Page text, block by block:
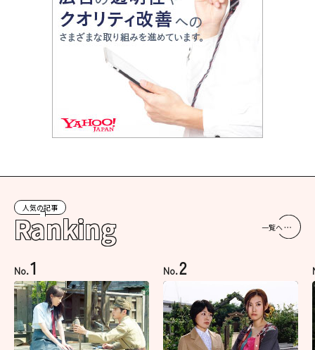
人気の記事
Ranking 一覧へ
No.1 No.2